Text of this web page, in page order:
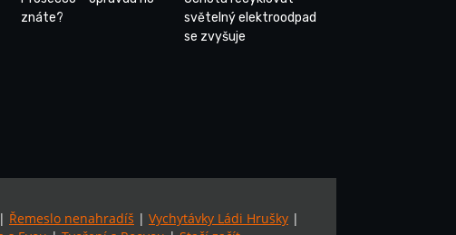
znáte?
světelný elektroodpad
se zvyšuje
| Řemeslo nenahradíš | Vychytávky Ládi Hrušky |